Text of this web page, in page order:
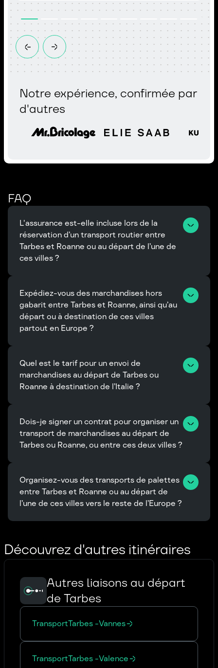
Notre expérience, confirmée par
d'autres
FAQ
L'assurance est-elle incluse lors de la
réservation d’un transport routier entre
Tarbes et Roanne ou au départ de l’une de
ces villes ?
Expédiez-vous des marchandises hors
gabarit entre Tarbes et Roanne, ainsi qu’au
départ ou à destination de ces villes
partout en Europe ?
Quel est le tarif pour un envoi de
marchandises au départ de Tarbes ou
Roanne à destination de l’Italie ?
Dois-je signer un contrat pour organiser un
transport de marchandises au départ de
Tarbes ou Roanne, ou entre ces deux villes ?
Organisez-vous des transports de palettes
entre Tarbes et Roanne ou au départ de
l’une de ces villes vers le reste de l’Europe ?
Découvrez d'autres itinéraires
Autres liaisons au départ
de Tarbes
TransportTarbes -Vannes
TransportTarbes -Valence